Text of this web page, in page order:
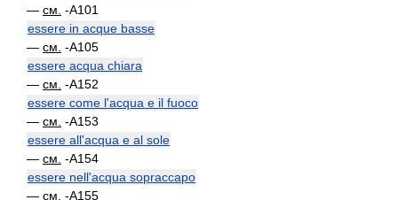
— см. -A101
essere in acque basse
— см. -A105
essere acqua chiara
— см. -A152
essere come l'acqua e il fuoco
— см. -A153
essere all'acqua e al sole
— см. -A154
essere nell'acqua sopraccapo
— см. -A155